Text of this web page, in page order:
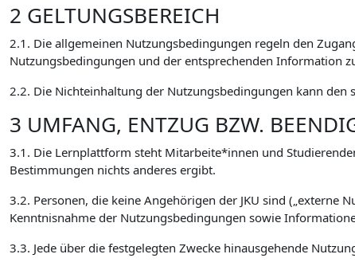
2 GELTUNGSBEREICH
2.1. Die allgemeinen Nutzungsbedingungen regeln den
Nutzungsbedingungen und der entsprechenden Information
2.2. Die Nichteinhaltung der Nutzungsbedingungen kann den
3 UMFANG, ENTZUG BZW.
3.1. Die Lernplattform steht Mitarbeite*innen und
Bestimmungen nichts anderes ergibt.
3.2. Personen, die keine Angehörigen der JKU sind
Kenntnisnahme der Nutzungsbedingungen sowie
3.3. Jede über die festgelegten Zwecke hinausgehende